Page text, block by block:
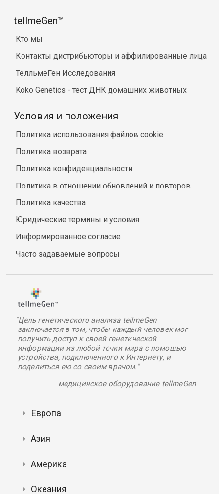
tellmeGen™
Кто мы
Контакты дистрибьюторы и аффилированные лица
ТелльмеГен Исследования
Koko Genetics - тест ДНК домашних животных
Условия и положения
Политика использования файлов cookie
Политика возврата
Политика конфиденциальности
Политика в отношении обновлений и повторов
Политика качества
Юридические термины и условия
Информированное согласие
Часто задаваемые вопросы
"Цель генетического анализа tellmeGen
заключается в том, чтобы каждый человек мог
получить доступ к своей генетической
информации из любой точки мира с помощью
устройства, подключенного к Интернету, и
поделиться ею со своим врачом."
медицинское оборудование tellmeGen
Европа
Азия
Америка
Океания